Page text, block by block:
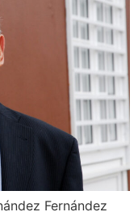
Fernández